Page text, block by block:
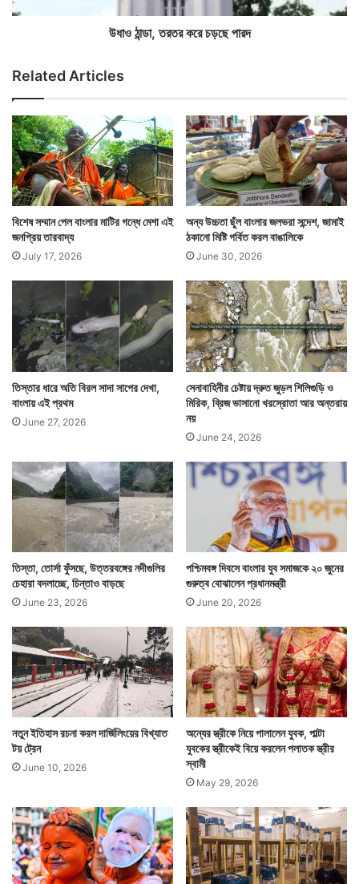
তে
দি
তে
ব
লে
ছি
:
স্ব
রা
ষ্ট্র
ম
ন্ত্রী
ত
চ
ড়
ছে
পা
র
দ
উধাও ঠান্ডা, তরতর করে চড়ছে পারদ
Related Articles
বিশেষ সম্মান পেল বাংলার মাটির গন্ধে মেশা এই
জনপ্রিয় তারবাদ্য
July 17, 2026
অন্য উচ্চতা ছুঁল বাংলার জলভরা সন্দেশ, জামাই
ঠকানো মিষ্টি গর্বিত করল বাঙালিকে
June 30, 2026
তিস্তার ধারে অতি বিরল সাদা সাপের দেখা,
বাংলায় এই প্রথম
June 27, 2026
সেনাবাহিনীর চেষ্টায় দ্রুত জুড়ল শিলিগুড়ি ও
মিরিক, ব্রিজ ভাসানো খরস্রোতা আর অন্তরায়
নয়
June 24, 2026
তিস্তা, তোর্সা ফুঁসছে, উত্তরবঙ্গের নদীগুলির
চেহারা বদলাচ্ছে, চিন্তাও বাড়ছে
June 23, 2026
পশ্চিমবঙ্গ দিবসে বাংলার যুব সমাজকে ২০ জুনের
গুরুত্ব বোঝালেন প্রধানমন্ত্রী
June 20, 2026
নতুন ইতিহাস রচনা করল দার্জিলিংয়ের বিখ্যাত
টয় ট্রেন
June 10, 2026
অন্যের স্ত্রীকে নিয়ে পালালেন যুবক, পাল্টা
যুবকের স্ত্রীকেই বিয়ে করলেন পলাতক স্ত্রীর
স্বামী
May 29, 2026